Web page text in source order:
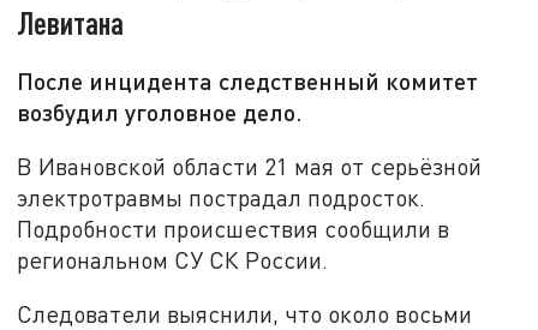
Левитана
После инцидента следственный комитет
возбудил уголовное дело.
В Ивановской области 21 мая от серьёзной
электротравмы пострадал подросток.
Подробности происшествия сообщили в
региональном СУ СК России.
Следователи выяснили, что около восьми